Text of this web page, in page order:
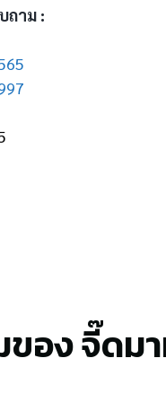
ถาม :
อง จี๊ดม